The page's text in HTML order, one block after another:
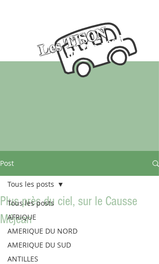
on the road
Les TISON
Post
Tous les posts
AFRIQUE
AMERIQUE DU NORD
AMERIQUE DU SUD
ANTILLES
Tous les posts
Plus près du ciel, sur le Causse
Méjean